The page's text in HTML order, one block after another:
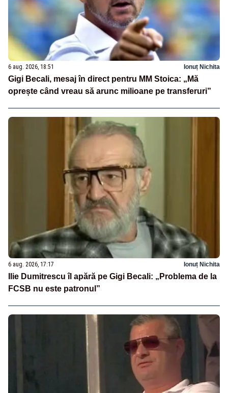
6 aug. 2026, 18:51 Ionuț Nichita
Gigi Becali, mesaj în direct pentru MM Stoica: „Mă
oprește când vreau să arunc milioane pe transferuri”
6 aug. 2026, 17:17 Ionuț Nichita
Ilie Dumitrescu îl apără pe Gigi Becali: „Problema de la
FCSB nu este patronul”